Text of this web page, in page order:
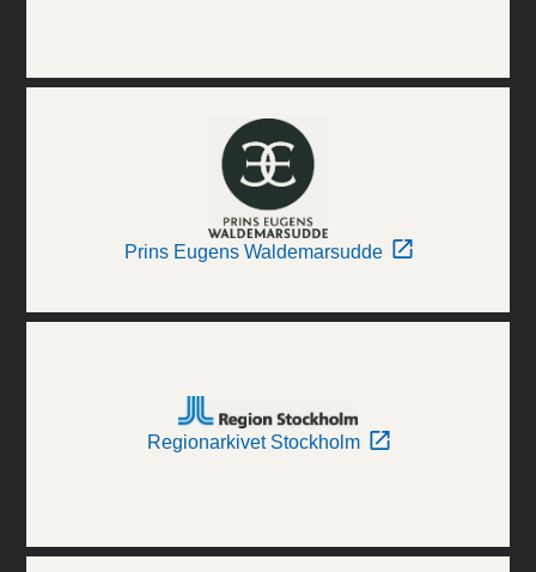
Prins Eugens Waldemarsudde
Regionarkivet Stockholm